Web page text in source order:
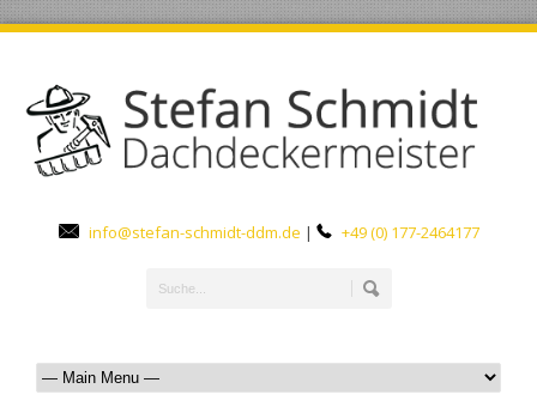
info@stefan-schmidt-ddm.de | +49 (0) 177-2464177